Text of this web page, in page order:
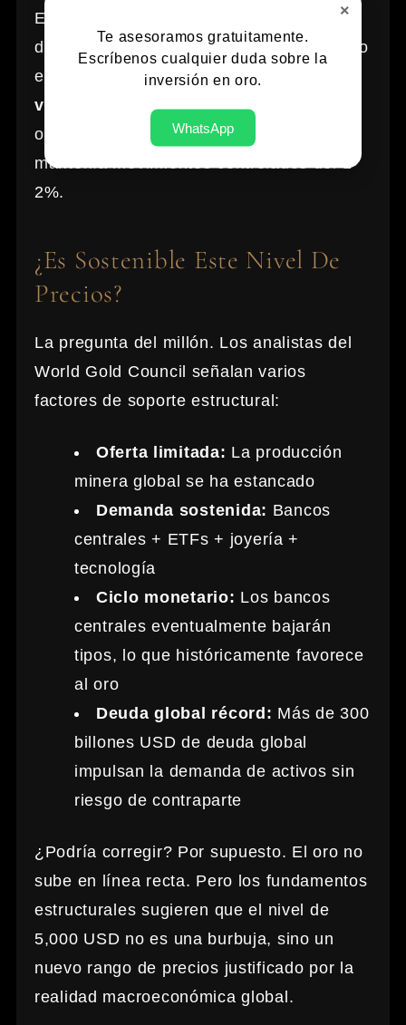
El oro ha sido el activo con mejor
desempeño en el inicio de 2026. Y no solo
en términos de retorno, sino también de
volatilidad ajustada: mientras Bitcoin
oscilaba un 10-15% diariamente, el oro
mantenía movimientos controlados del 1-
2%.
¿Es Sostenible Este Nivel De
Precios?
La pregunta del millón. Los analistas del
World Gold Council señalan varios
factores de soporte estructural:
Oferta limitada: La producción
minera global se ha estancado
Demanda sostenida: Bancos
centrales + ETFs + joyería +
tecnología
Ciclo monetario: Los bancos
centrales eventualmente bajarán
tipos, lo que históricamente favorece
al oro
Deuda global récord: Más de 300
billones USD de deuda global
impulsan la demanda de activos sin
riesgo de contraparte
¿Podría corregir? Por supuesto. El oro no
sube en línea recta. Pero los fundamentos
estructurales sugieren que el nivel de
5,000 USD no es una burbuja, sino un
nuevo rango de precios justificado por la
realidad macroeconómica global.
×
Te asesoramos gratuitamente.
Escríbenos cualquier duda sobre la
inversión en oro.
WhatsApp